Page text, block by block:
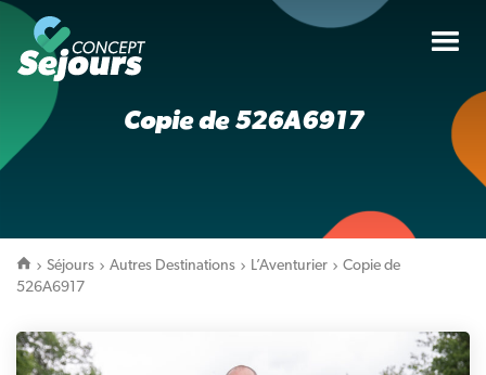
Copie de 526A6917
Séjours Autres Destinations L’Aventurier
Copie de
526A6917